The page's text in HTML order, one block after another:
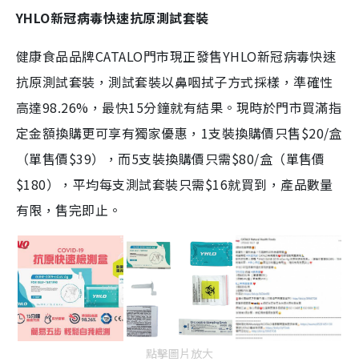
YHLO新冠病毒快速抗原測試套裝
健康食品品牌CATALO門市現正發售YHLO新冠病毒快速
抗原測試套裝，測試套裝以鼻咽拭子方式採樣，準確性
高達98.26%，最快15分鐘就有結果。現時於門市買滿指
定金額換購更可享有獨家優惠，1支裝換購價只售$20/盒
（單售價$39），而5支裝換購價只需$80/盒（單售價
$180），平均每支測試套裝只需$16就買到，產品數量
有限，售完即止。
點擊圖片放大